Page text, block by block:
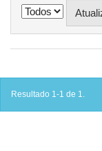
Resultado 1-1 de 1.